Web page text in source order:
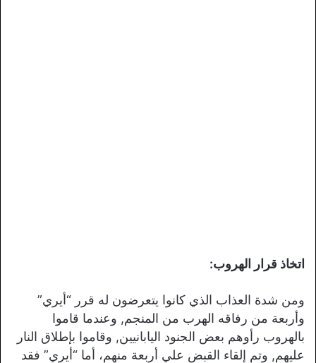
اتخاذ قرار الهروب:
ومن شدة العذاب الذي كانوا يتعرضون له قرر “أيري”
وأربعة من رفاقه الهرب من المنجم, وعندما قاموا
بالهروب رأوهم بعض الجنود اليابانيين, وقاموا بإطلاق النار
عليهم, وتم إلقاء القبض علي أربعة منهم، أما “أيري” فقد